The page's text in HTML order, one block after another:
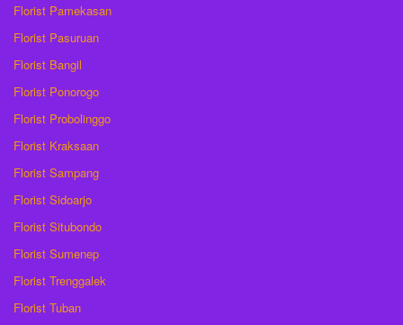
Florist Pamekasan
Florist Pasuruan
Florist Bangil
Florist Ponorogo
Florist Probolinggo
Florist Kraksaan
Florist Sampang
Florist Sidoarjo
Florist Situbondo
Florist Sumenep
Florist Trenggalek
Florist Tuban